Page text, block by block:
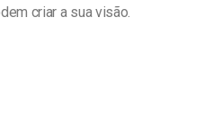
criar a sua visão.